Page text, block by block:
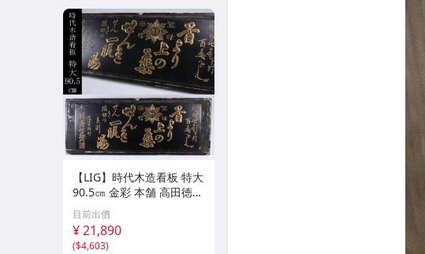
【LIG】時代木造看板 特大
90.5㎝ 金彩 本舗 高田徳左
衛門 古美術品 2606.676
目前出價
¥ 21,890
($4,603)